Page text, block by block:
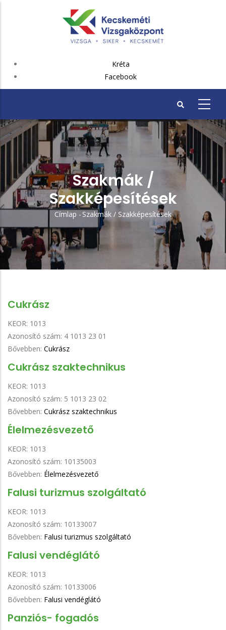
FEJLÉC
Kréta
Facebook
Szakmák /
Szakképesítések
Morzsa
Címlap - Szakmák / Szakképesítések
Cukrász
KEOR: 1013
Azonosító szám: 4 1013 23 01
Bővebben: Cukrász
Cukrász szaktechnikus
KEOR: 1013
Azonosító szám: 5 1013 23 02
Bővebben: Cukrász szaktechnikus
Élelmezésvezető
KEOR: 1013
Azonosító szám: 10135003
Bővebben: Élelmezésvezető
Falusi turizmus szolgáltató
KEOR: 1013
Azonosító szám: 10133007
Bővebben: Falusi turizmus szolgáltató
Falusi vendéglátó
KEOR: 1013
Azonosító szám: 10133006
Bővebben: Falusi vendéglátó
Panziós- fogadós